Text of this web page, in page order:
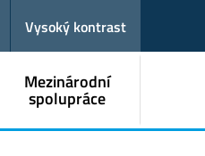
Vysoký kontrast
Mezinárodní
spolupráce